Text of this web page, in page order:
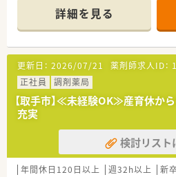
の処方箋に対応しています。
■常勤薬剤師6名、パート1名、事
で業務を行っています。
【募集背景と求める人物像につい
■今回は欠員補充を目的としてお
ける方を募集しております。
■大手法人での経験を活かし、全
く働きたい方に最適です。
を築きたい方を歓迎します。
【勤務実態について】
■年間休日は120日で、日曜祝日
詳細を見る
更新日： 2026/07/21 薬剤師求人ID：
正社員
調剤薬局
【取手市】≪未経験OK≫産育休か
充実
検討リスト
年間休日120日以上 週32h以上 新